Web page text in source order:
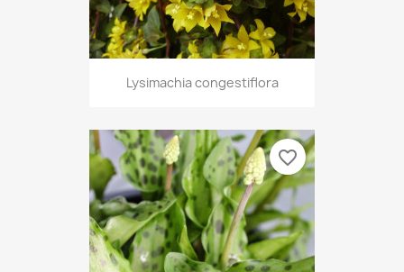
Lysimachia congestiflora
favorite_border